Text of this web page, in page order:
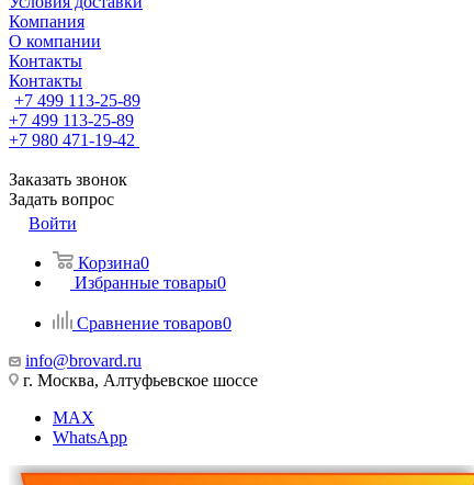
Компания
О компании
Контакты
Контакты
+7 499 113-25-89
+7 499 113-25-89
+7 980 471-19-42
Заказать звонок
Задать вопрос
Войти
Корзина0
Избранные товары0
Сравнение товаров0
info@brovard.ru
г. Москва, Алтуфьевское шоссе
MAX
WhatsApp